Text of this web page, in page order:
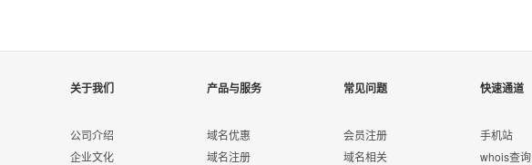
关于我们
公司介绍
企业文化
产品与服务
域名优惠
域名注册
常见问题
会员注册
域名相关
快速通道
手机站
whois查询